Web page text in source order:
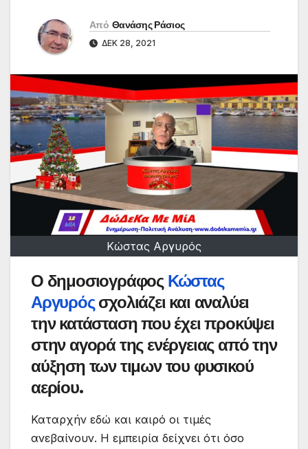
Από Θανάσης Ράσιος
ΔΕΚ 28, 2021
Κώστας Αργυρός
Ο δημοσιογράφοςΚώστας
Αργυρόςσχολιάζει και αναλύει
την κατάσταση που έχει προκύψει
στην αγορά της ενέργειας από την
αύξηση των τιμων του φυσικού
αερίου.
Καταρχήν εδώ και καιρό οι τιμές
ανεβαίνουν. Η εμπειρία δείχνει ότι όσο